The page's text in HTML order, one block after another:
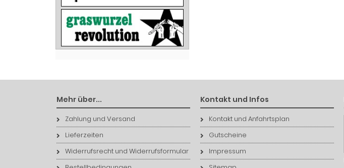
Mehr über...
Zahlung und Versand
Lieferzeiten
Widerrufsrecht und Widerrufsformular
Kontakt und Infos
Kontakt und Anfahrtsplan
Gutscheine
Impressum